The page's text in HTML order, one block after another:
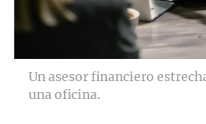
Un asesor financiero
una oficina.